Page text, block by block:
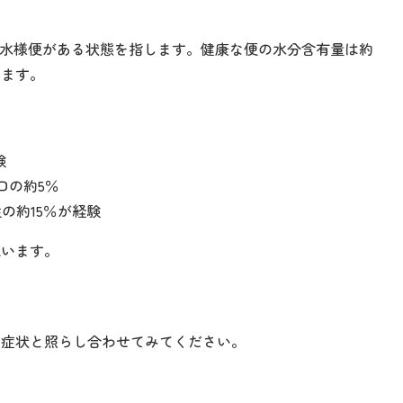
様便がある状態を指します。健康な便の水分含有量は約
す。
の約5％
約15％が経験
ます。
状と照らし合わせてみてください。